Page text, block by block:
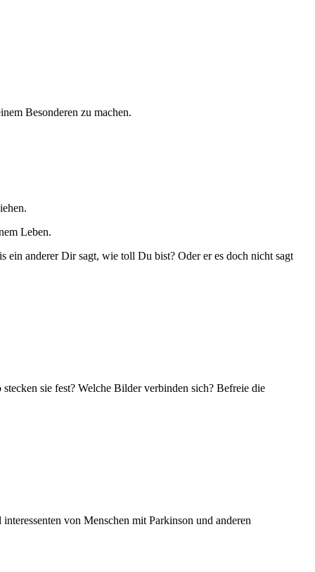
Besonderen zu machen.
Leben.
anderer Dir sagt, wie toll Du bist? Oder er es doch nicht sagt
sie fest? Welche Bilder verbinden sich? Befreie die
von Menschen mit Parkinson und anderen